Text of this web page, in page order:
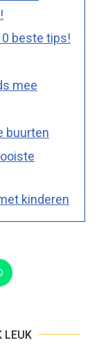
beste tips!
mee
buurten
kinderen
LEUK